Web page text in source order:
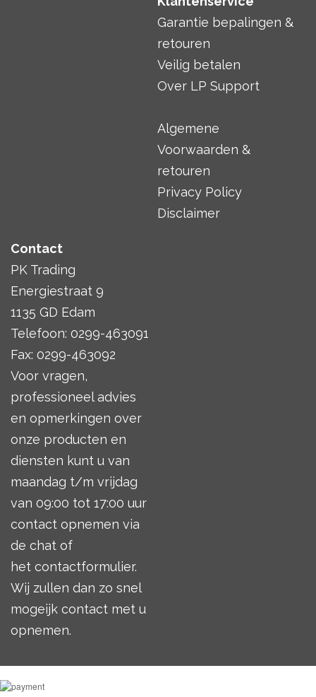
Garantie bepalingen &
retouren
Veilig betalen
Over LP Support
Algemene
Voorwaarden &
retouren
Privacy Policy
Disclaimer
Contact
PK Trading
Energiestraat 9
1135 GD Edam
Telefoon: 0299-463091
Fax: 0299-463092
Voor vragen,
professioneel advies
en opmerkingen over
onze producten en
diensten kunt u van
maandag t/m vrijdag
van 09:00 tot 17:00 uur
contact opnemen via
de chat of
het contactformulier.
Wij zullen dan zo snel
mogeijk contact met u
opnemen.